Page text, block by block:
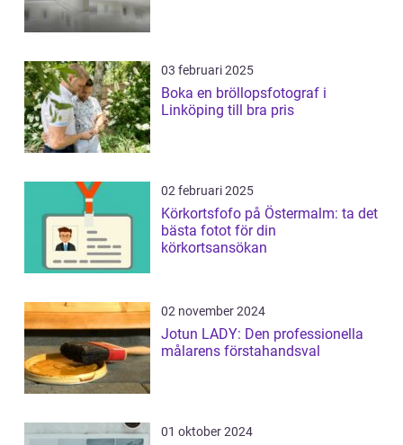
03 februari 2025
Boka en bröllopsfotograf i
Linköping till bra pris
02 februari 2025
Körkortsfofo på Östermalm: ta det
bästa fotot för din
körkortsansökan
02 november 2024
Jotun LADY: Den professionella
målarens förstahandsval
01 oktober 2024